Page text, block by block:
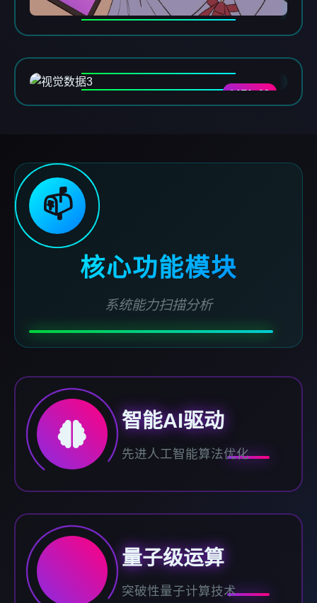
DATA-03
📫
核心功能模块
系统能力扫描分析
智能AI驱动
先进人工智能算法优化
量子级运算
突破性量子计算技术